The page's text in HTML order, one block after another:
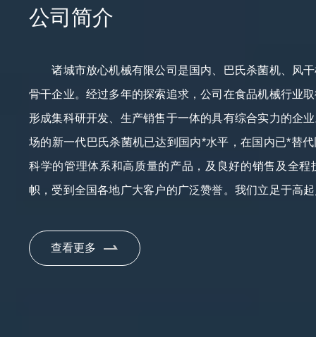
公司简介
诸城市放心机械有限公司是国内、巴氏杀菌机、风干
骨干企业。经过多年的探索追求，公司在食品机械行业
形成集科研开发、生产销售于一体的具有综合实力的企
场的新一代巴氏杀菌机已达到国内*水平，在国内已*替
科学的管理体系和高质量的产品，及良好的销售及全
帜，受到全国各地广大客户的广泛赞誉。我们立足于高
期友好合作，从满足客户需求出发谋求实现双方的共赢
您放心”的企业宗旨，本着互惠互利共同发展的原则
查看更多